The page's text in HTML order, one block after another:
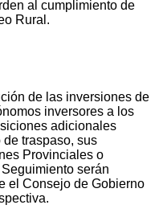
al cumplimiento de
Rural.
de las inversiones de
inversores a los
adicionales
traspaso, sus
Provinciales o
serán
el Consejo de Gobierno